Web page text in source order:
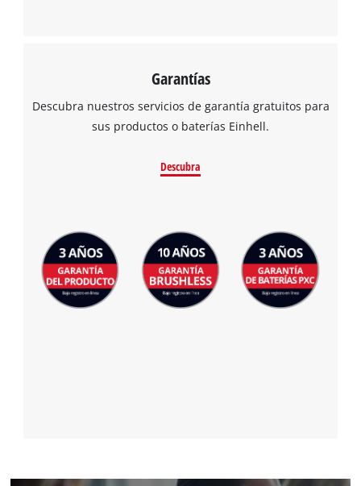
Garantías
Descubra nuestros servicios de garantía gratuitos para
sus productos o baterías Einhell.
Descubra